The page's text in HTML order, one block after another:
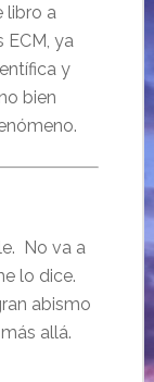
libro a
ECM, ya
y
bien
No va a
lo dice.
abismo
allá.